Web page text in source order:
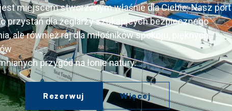
miejscem stworzonym właśnie dla Ciebie. Nasz port
przystań dla żeglarzy szukających bezpiecznego
ale również raj dla miłośników spokoju, pięknych
przygód na łonie natury.
Rezerwuj Więcej